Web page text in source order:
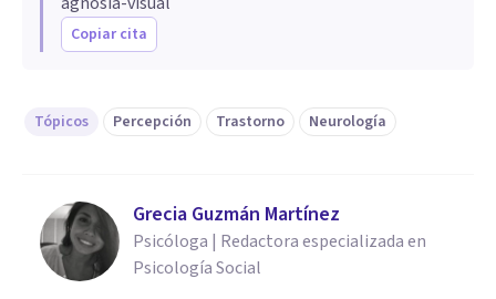
Copiar cita
Tópicos Percepción Trastorno Neurología
Grecia Guzmán Martínez
Psicóloga | Redactora especializada en
Psicología Social